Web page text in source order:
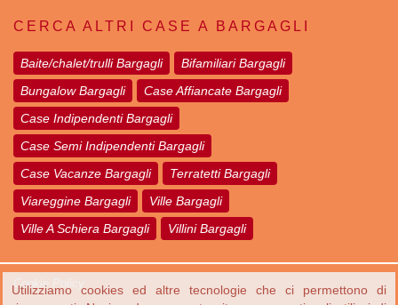
CERCA ALTRI CASE A BARGAGLI
Baite/chalet/trulli Bargagli
Bifamiliari Bargagli
Bungalow Bargagli
Case Affiancate Bargagli
Case Indipendenti Bargagli
Case Semi Indipendenti Bargagli
Case Vacanze Bargagli
Terratetti Bargagli
Viareggine Bargagli
Ville Bargagli
Ville A Schiera Bargagli
Villini Bargagli
Cookie Policy
Utilizziamo cookies ed altre tecnologie che ci permettono di